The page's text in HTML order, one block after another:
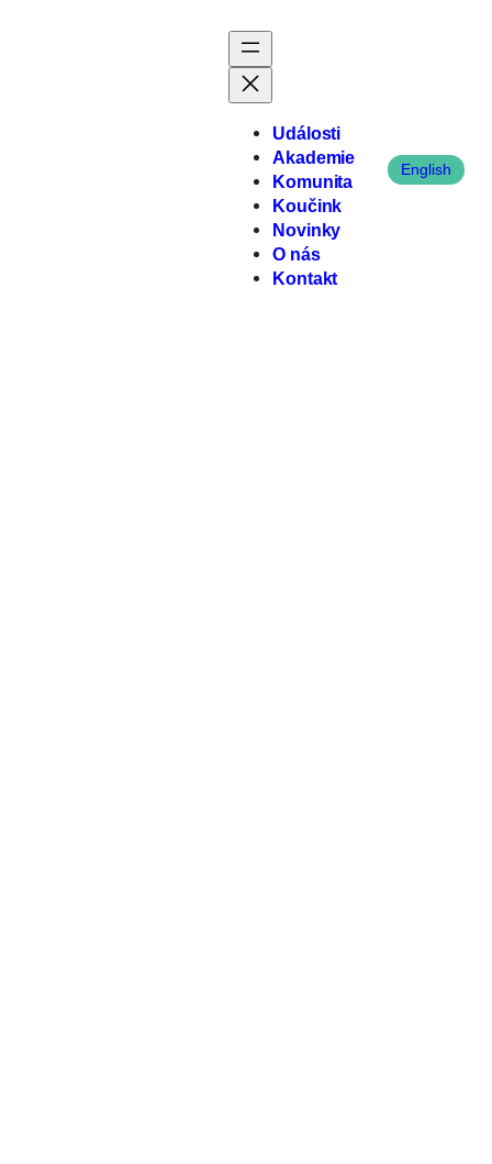
Události
Akademie
Komunita
Koučink
Novinky
O nás
Kontakt
English